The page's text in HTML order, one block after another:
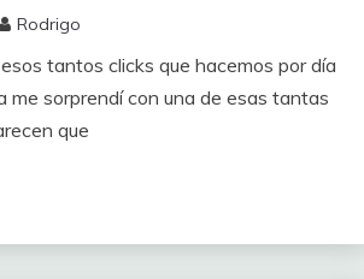
Rodrigo
tantos clicks que hacemos por día
me sorprendí con una de esas tantas
que